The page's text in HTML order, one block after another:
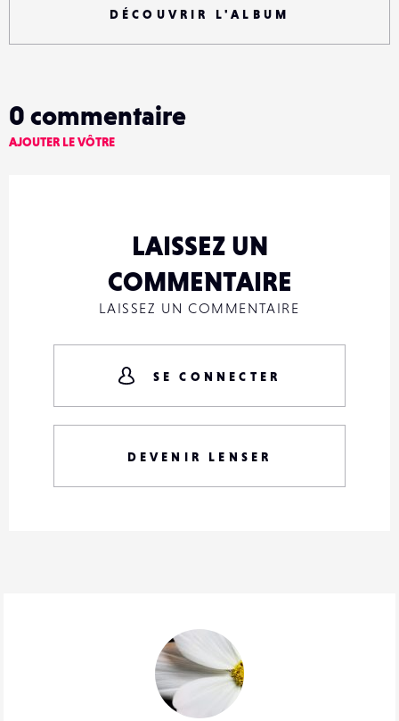
DÉCOUVRIR L'ALBUM
0 commentaire
AJOUTER LE VÔTRE
LAISSEZ UN
COMMENTAIRE
LAISSEZ UN COMMENTAIRE
SE CONNECTER
DEVENIR LENSER